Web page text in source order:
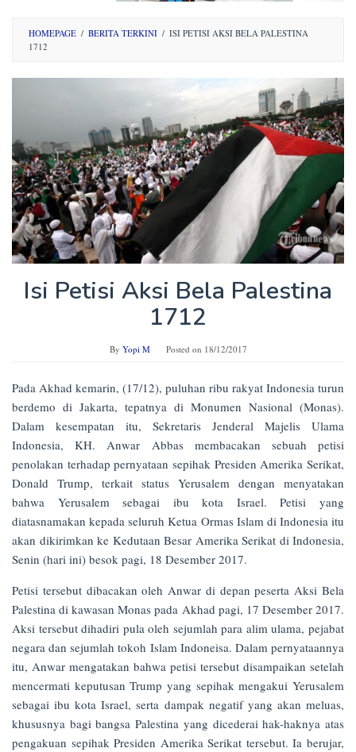
HOMEPAGE / BERITA TERKINI / ISI PETISI AKSI BELA PALESTINA
1712
Isi Petisi Aksi Bela Palestina
1712
By Yopi M Posted on 18/12/2017
Pada Akhad kemarin, (17/12), puluhan ribu rakyat Indonesia turun
berdemo di Jakarta, tepatnya di Monumen Nasional (Monas).
Dalam kesempatan itu, Sekretaris Jenderal Majelis Ulama
Indonesia, KH. Anwar Abbas membacakan sebuah petisi
penolakan terhadap pernyataan sepihak Presiden Amerika Serikat,
Donald Trump, terkait status Yerusalem dengan menyatakan
bahwa Yerusalem sebagai ibu kota Israel. Petisi yang
diatasnamakan kepada seluruh Ketua Ormas Islam di Indonesia itu
akan dikirimkan ke Kedutaan Besar Amerika Serikat di Indonesia,
Senin (hari ini) besok pagi, 18 Desember 2017.
Petisi tersebut dibacakan oleh Anwar di depan peserta Aksi Bela
Palestina di kawasan Monas pada Akhad pagi, 17 Desember 2017.
Aksi tersebut dihadiri pula oleh sejumlah para alim ulama, pejabat
negara dan sejumlah tokoh Islam Indoneisa. Dalam pernyataannya
itu, Anwar mengatakan bahwa petisi tersebut disampaikan setelah
mencermati keputusan Trump yang sepihak mengakui Yerusalem
sebagai ibu kota Israel, serta dampak negatif yang akan meluas,
khususnya bagi bangsa Palestina yang dicederai hak-haknya atas
pengakuan sepihak Presiden Amerika Serikat tersebut. Ia berujar,